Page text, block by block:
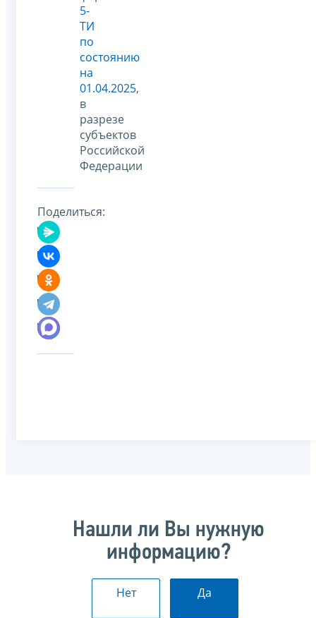
5-
ТИ
по
состоянию
на
01.04.2025,
в
разрезе
субъектов
Российской
Федерации
Поделиться:
Нашли ли Вы нужную
информацию?
Нет Да